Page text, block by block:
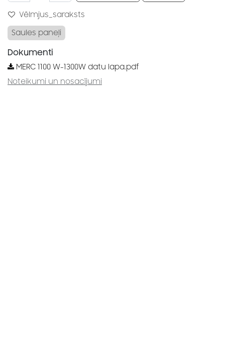
Vēlmjus_saraksts
Saules paneļi
Dokumenti
MERC 1100 W-1300W datu lapa.pdf
Noteikumi un nosacījumi